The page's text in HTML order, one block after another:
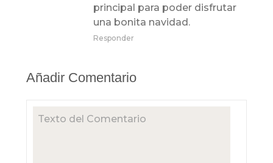
principal para poder disfrutar
una bonita navidad.
Responder
Añadir Comentario